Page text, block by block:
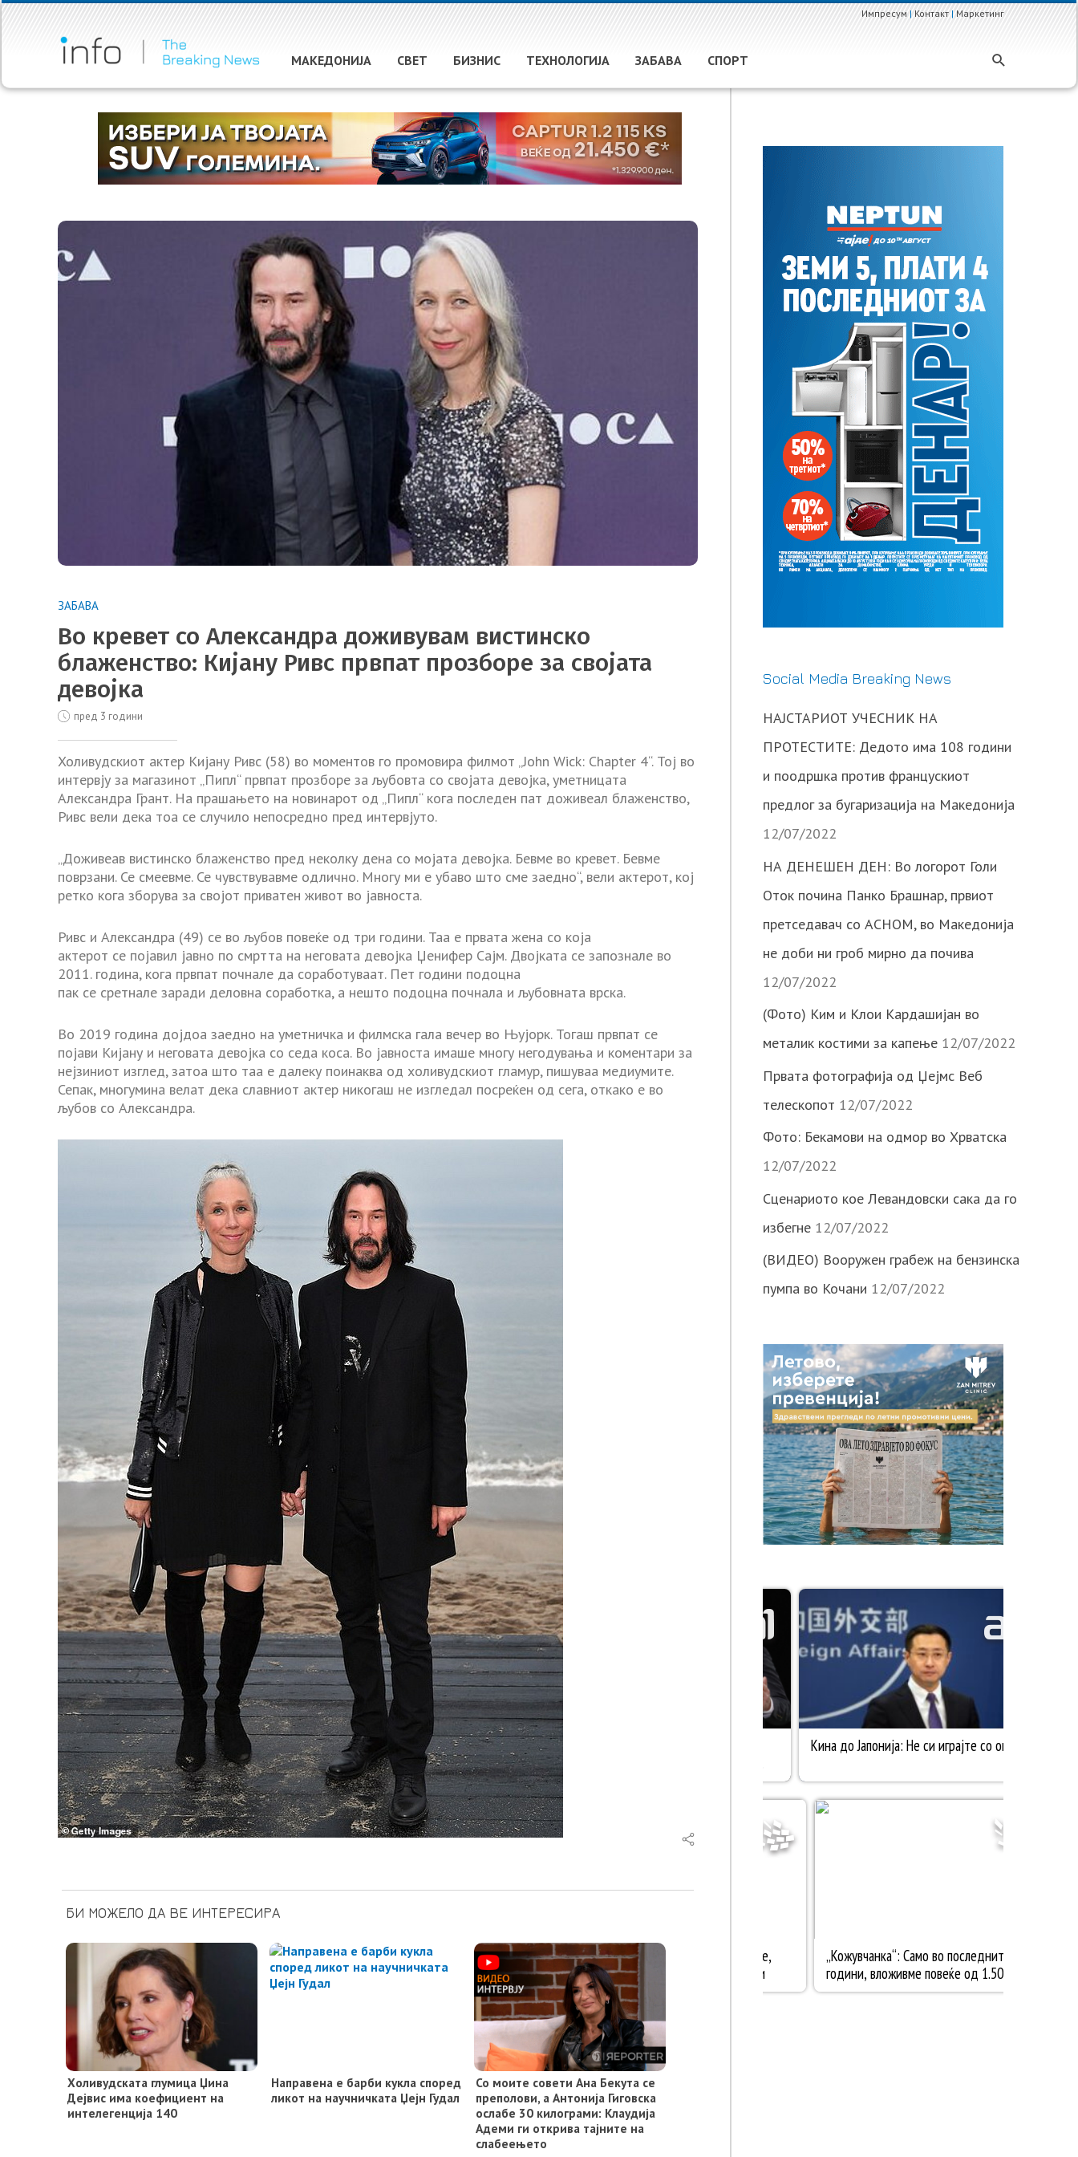
Импресум|Контакт|Маркетинг
МАКЕДОНИЈА СВЕТ БИЗНИС ТЕХНОЛОГИЈА ЗАБАВА СПОРТ
ЗАБАВА
Во кревет со Александра доживувам вистинско
блаженство: Кијану Ривс првпат прозборе за својата
девојка
пред 3 години
Холивудскиот актер Кијану Ривс (58) во моментов го промовира филмот „John Wick: Chapter 4“. Тој во
интервју за магазинот „Пипл“ првпат прозборе за љубовта со својата девојка, уметницата
Александра Грант. На прашањето на новинарот од „Пипл“ кога последен пат доживеал блаженство,
Ривс вели дека тоа се случило непосредно пред интервјуто.
„Доживеав вистинско блаженство пред неколку дена со мојата девојка. Бевме во кревет. Бевме
поврзани. Се смеевме. Се чувствувавме одлично. Многу ми е убаво што сме заедно“, вели актерот, кој
ретко кога зборува за својот приватен живот во јавноста.
Ривс и Александра (49) се во љубов повеќе од три години. Таа е првата жена со која
актерот се појавил јавно по смртта на неговата девојка Џенифер Сајм. Двојката се запознале во
2011. година, кога првпат почнале да соработуваат. Пет години подоцна
пак се сретнале заради деловна соработка, а нешто подоцна почнала и љубовната врска.
Во 2019 година дојдоа заедно на уметничка и филмска гала вечер во Њујорк. Тогаш првпат се
појави Кијану и неговата девојка со седа коса. Во јавноста имаше многу негодувања и коментари за
нејзиниот изглед, затоа што таа е далеку поинаква од холивудскиот гламур, пишуваа медиумите.
Сепак, многумина велат дека славниот актер никогаш не изгледал посреќен од сега, откако е во
љубов со Александра.
БИ МОЖЕЛО ДА ВЕ ИНТЕРЕСИРА
Холивудската глумица Џина
Дејвис има коефициент на
интелегенција 140
Направена е барби кукла според
ликот на научничката Џејн Гудал
Со моите совети Ана Бекута се
преполови, а Антонија Гиговска
ослабе 30 килограми: Клаудија
Адеми ги открива тајните на
слабеењето
Social Media Breaking News
НАЈСТАРИОТ УЧЕСНИК НА
ПРОТЕСТИТЕ: Дедото има 108 години
и поодршка против францускиот
предлог за бугаризација на Македонија
12/07/2022
НА ДЕНЕШЕН ДЕН: Во логорот Голи
Оток почина Панко Брашнар, првиот
претседавач со АСНОМ, во Македонија
не доби ни гроб мирно да почива
12/07/2022
(Фото) Ким и Клои Кардашијан во
металик костими за капење 12/07/2022
Првата фотографија од Џејмс Веб
телескопот 12/07/2022
Фото: Бекамови на одмор во Хрватска
12/07/2022
Сценариото кое Левандовски сака да го
избегне 12/07/2022
(ВИДЕО) Вооружен грабеж на бензинска
пумпа во Кочани 12/07/2022